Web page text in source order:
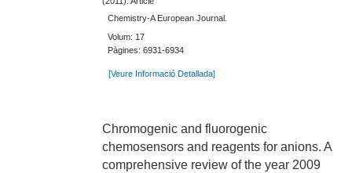
Chemistry-A European Journal.
Volum: 17
Pàgines: 6931-6934
[Veure Informació Detallada]
Chromogenic and fluorogenic
chemosensors and reagents for anions. A
comprehensive review of the year 2009